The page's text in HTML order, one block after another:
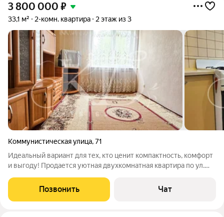
3 800 000 ₽
33,1 м² 2-комн. квартира 2 этаж из 3
Коммунистическая улица,71
Идеальный вариант для тех, кто ценит компактность, комфорт
и выгоду! Продается уютная двухкомнатная квартира по ул.
компактную площадь (33 м), планировка продумана до
мелочей: две функциональные
Позвонить Чат